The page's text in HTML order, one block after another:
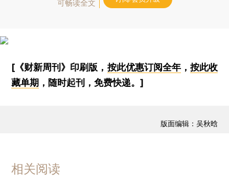
可畅读全文
[《财新周刊》印刷版， 按此优惠订阅全年， 按此收
藏单期 ，随时起刊，免费快递。]
版面编辑：吴秋晗
相关阅读